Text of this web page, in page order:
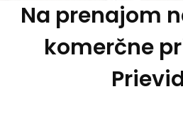
Na prenajom
komerčne